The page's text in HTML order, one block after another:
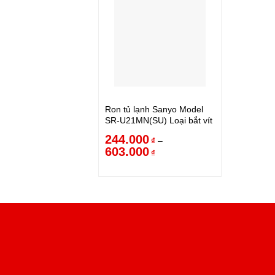
Ron tủ lạnh Sanyo Model
SR-U21MN(SU) Loại bắt vít
244.000 ₫ –
603.000 ₫